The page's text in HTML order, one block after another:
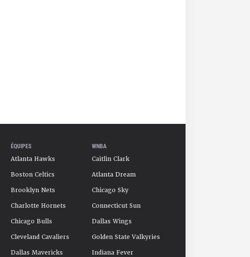
ÉQUIPES
Atlanta Hawks
Boston Celtics
Brooklyn Nets
Charlotte Hornets
Chicago Bulls
Cleveland Cavaliers
Dallas Mavericks
WNBA
Caitlin Clark
Atlanta Dream
Chicago Sky
Connecticut Sun
Dallas Wings
Golden State Valkyries
Indiana Fever